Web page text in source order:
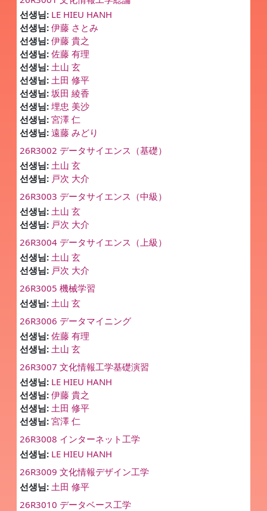
선생님: LE HIEU HANH
선생님: 伊藤 さとみ
선생님: 伊藤 貴之
선생님: 佐藤 有理
선생님: 土山 玄
선생님: 土田 修平
선생님: 坂田 綾香
선생님: 埋忠 美沙
선생님: 宮澤 仁
선생님: 遠藤 みどり
26R3002 データサイエンス（基礎）
선생님: 土山 玄
선생님: 戸次 大介
26R3003 データサイエンス（中級）
선생님: 土山 玄
선생님: 戸次 大介
26R3004 データサイエンス（上級）
선생님: 土山 玄
선생님: 戸次 大介
26R3005 機械学習
선생님: 土山 玄
26R3006 データマイニング
선생님: 佐藤 有理
선생님: 土山 玄
26R3007 文化情報工学基礎演習
선생님: LE HIEU HANH
선생님: 伊藤 貴之
선생님: 土田 修平
선생님: 宮澤 仁
26R3008 インターネット工学
선생님: LE HIEU HANH
26R3009 文化情報デザイン工学
선생님: 土田 修平
26R3010 データベース工学